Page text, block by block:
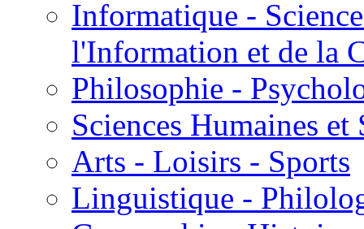
Informatique -
l'Information et de la
Philosophie -
Sciences Humaines et
Arts - Loisirs - Sports
Linguistique -